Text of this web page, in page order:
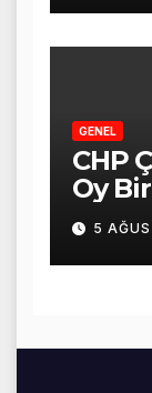
GENEL
CHP
Oy
Kararı
5